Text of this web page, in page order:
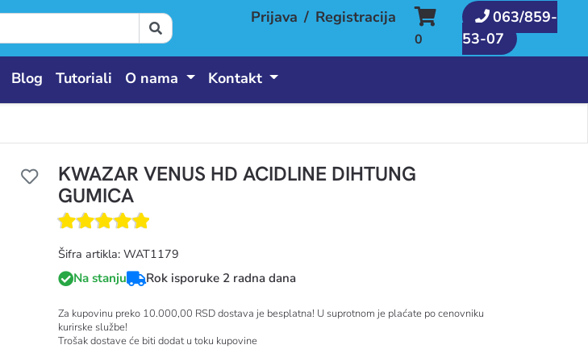
Prijava / Registracija
0
063/859-
53-07
Blog Tutoriali O nama Kontakt
KWAZAR VENUS HD ACIDLINE DIHTUNG
GUMICA
Šifra artikla: WAT1179
Na stanju
Rok isporuke 2 radna dana
Za kupovinu preko 10.000,00 RSD dostava je besplatna! U suprotnom je plaćate po cenovniku
kurirske službe!
Trošak dostave će biti dodat u toku kupovine